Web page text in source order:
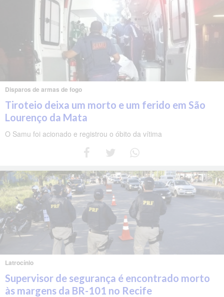
Disparos de armas de fogo
Tiroteio deixa um morto e um ferido em São
Lourenço da Mata
O Samu foi acionado e registrou o óbito da vítima
Latrocínio
Supervisor de segurança é encontrado morto
às margens da BR-101 no Recife